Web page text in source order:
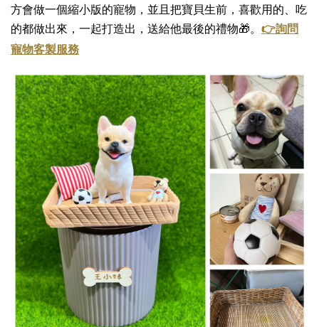
方會做一個縮小版的寵物，並且把寶貝生前，喜歡用的、吃
的都做出來， 一起打造出，送給他最後的禮物🎁。 👉詢問
寵物客製服務